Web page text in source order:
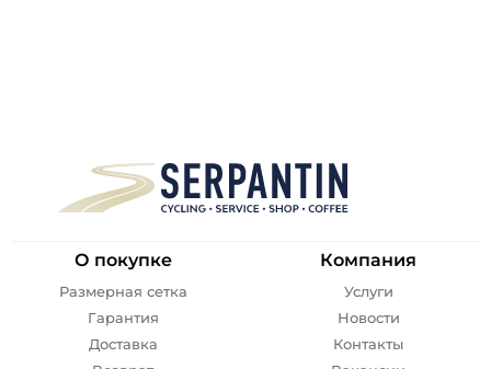
О покупке
Размерная сетка
Гарантия
Доставка
Компания
Услуги
Новости
Контакты